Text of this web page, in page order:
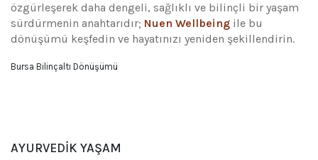
özgürleşerek daha dengeli, sağlıklı ve bilinçli bir yaşam
sürdürmenin anahtarıdır; Nuen Wellbeing ile bu
dönüşümü keşfedin ve hayatınızı yeniden şekillendirin.
Bursa Bilinçaltı Dönüşümü
AYURVEDIK YAŞAM